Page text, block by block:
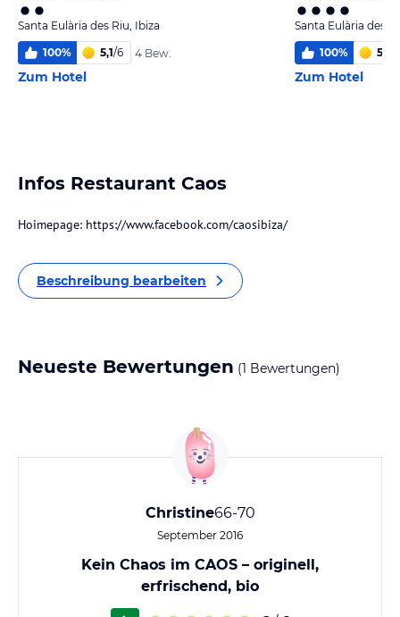
Santa Eulària des Riu, Ibiza
100% 5,1/6 4 Bew.
Zum Hotel
Santa Eulària des
100% 5,5
Zum Hotel
Infos Restaurant Caos
Hoimepage: https://www.facebook.com/caosibiza/
Beschreibung bearbeiten
Neueste Bewertungen (1 Bewertungen)
Christine66-70
September 2016
Kein Chaos im CAOS – originell,
erfrischend, bio